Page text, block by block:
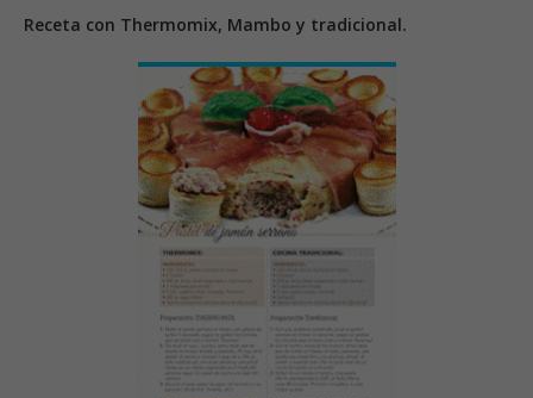
Receta con Thermomix, Mambo y tradicional.